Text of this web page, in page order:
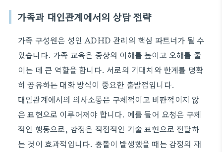
가족과 대인관계에서의 상담 전략
가족 구성원은 성인 ADHD 관리의 핵심 파트너가 될 수
있습니다. 가족 교육은 증상의 이해를 높이고 오해를 줄
이는 데 큰 역할을 합니다. 서로의 기대치와 한계를 명확
히 공유하는 대화 방식이 중요한 출발점입니다.
대인관계에서의 의사소통은 구체적이고 비판적이지 않
은 표현으로 이루어져야 합니다. 예를 들어 요청은 구체
적인 행동으로, 감정은 직접적인 기술 표현으로 전달하
는 것이 효과적입니다. 충돌이 발생했을 때는 감정의 재